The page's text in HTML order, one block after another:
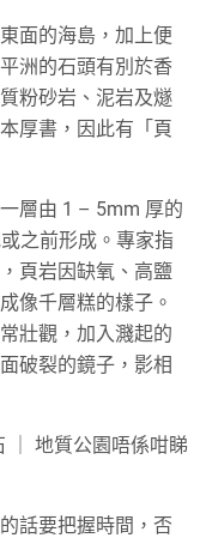
面的海島，加上便
洲的石頭有別於香
粉砂岩、泥岩及燧
厚書，因此有「頁
層由 1 – 5mm 厚的
之前形成。專家指
頁岩因缺氧、高鹽
像千層糕的樣子。
壯觀，加入濺起的
破裂的鏡子，影相
話要把握時間，否